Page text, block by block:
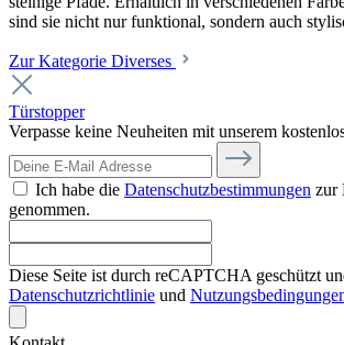
sind sie nicht nur funktional, sondern auch
Zur Kategorie Diverses
Türstopper
Verpasse keine Neuheiten mit unserem
Ich habe die Datenschutzbestimmungen zur
genommen.
Diese Seite ist durch reCAPTCHA geschützt
Datenschutzrichtlinie und